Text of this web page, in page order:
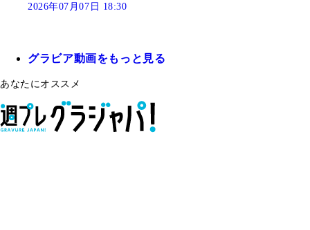
2026年07月07日 18:30
グラビア動画をもっと見る
あなたにオススメ